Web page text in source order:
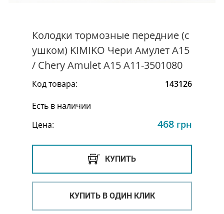
Колодки тормозные передние (с
ушком) KIMIKO Чери Амулет А15
/ Chery Amulet A15 A11-3501080
Код товара:
143126
Есть в наличии
Цена:
468 грн
КУПИТЬ
КУПИТЬ В ОДИН КЛИК